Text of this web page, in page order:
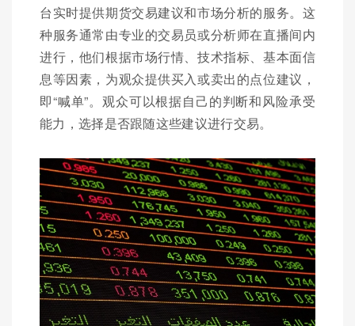
台实时提供期货交易建议和市场分析的服务。这
种服务通常由专业的交易员或分析师在直播间内
进行，他们根据市场行情、技术指标、基本面信
息等因素，为观众提供买入或卖出的点位建议，
即“喊单”。观众可以根据自己的判断和风险承受
能力，选择是否跟随这些建议进行交易。